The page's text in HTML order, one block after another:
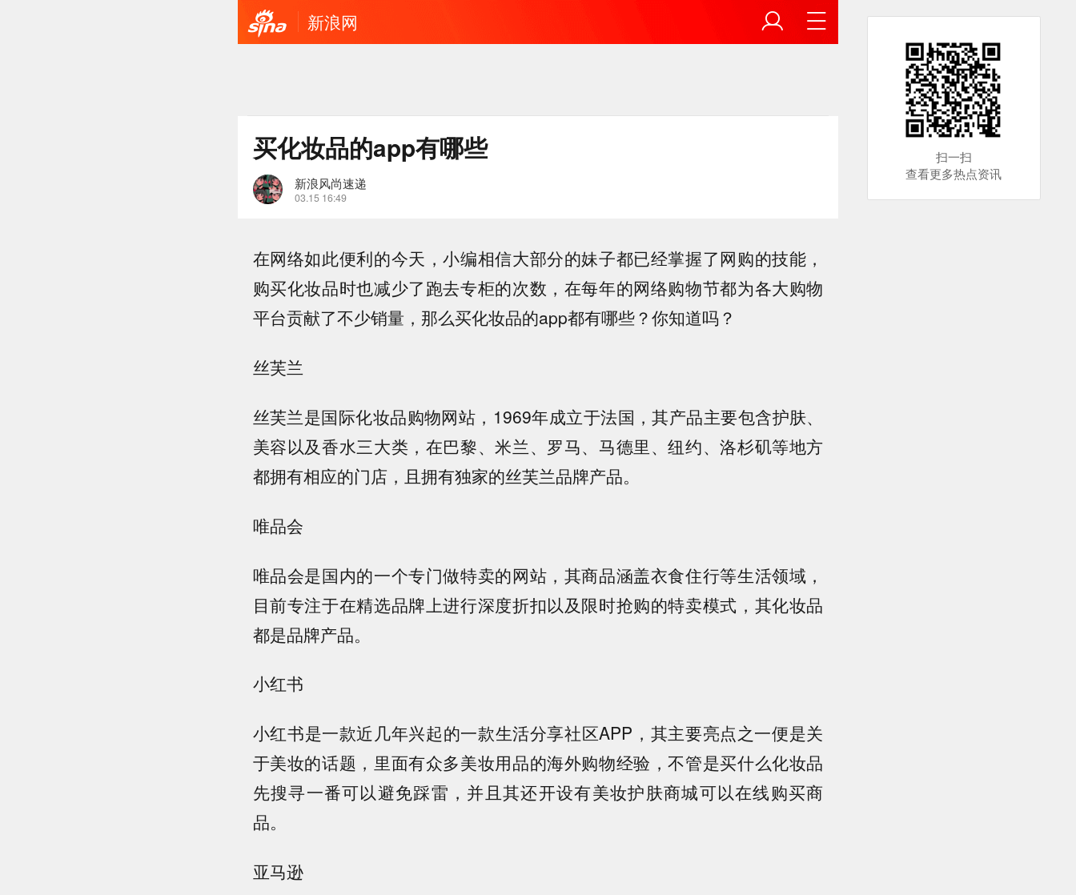
新浪网
买化妆品的app有哪些
新浪风尚速递
03.15 16:49
在网络如此便利的今天，小编相信大部分的妹子都已经掌握了网购的技能，
购买化妆品时也减少了跑去专柜的次数，在每年的网络购物节都为各大购物
平台贡献了不少销量，那么买化妆品的app都有哪些？你知道吗？
丝芙兰
丝芙兰是国际化妆品购物网站，1969年成立于法国，其产品主要包含护肤、
美容以及香水三大类，在巴黎、米兰、罗马、马德里、纽约、洛杉矶等地方
都拥有相应的门店，且拥有独家的丝芙兰品牌产品。
唯品会
唯品会是国内的一个专门做特卖的网站，其商品涵盖衣食住行等生活领域，
目前专注于在精选品牌上进行深度折扣以及限时抢购的特卖模式，其化妆品
都是品牌产品。
小红书
小红书是一款近几年兴起的一款生活分享社区APP，其主要亮点之一便是关
于美妆的话题，里面有众多美妆用品的海外购物经验，不管是买什么化妆品
先搜寻一番可以避免踩雷，并且其还开设有美妆护肤商城可以在线购买商
品。
亚马逊
扫一扫
查看更多热点资讯